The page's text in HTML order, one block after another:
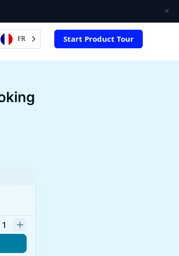
FR Start Product Tour